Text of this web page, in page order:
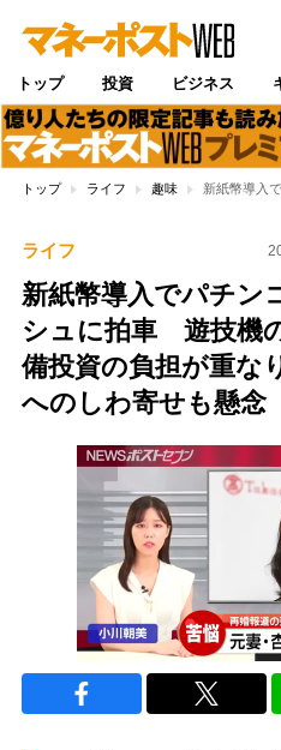
トップ 投資 ビジネス
トップ ライフ 趣味 新紙幣導入
ライフ
新紙幣導入でパチン
シュに拍車 遊技機
備投資の負担が重な
へのしわ寄せも懸念